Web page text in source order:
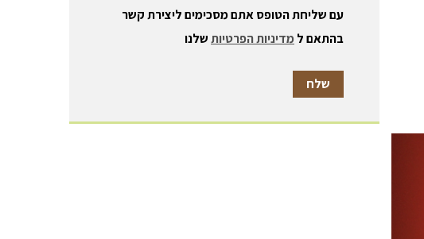
עם שליחת הטופס אתם מסכימים ליצירת קשר
בהתאם ל מדיניות הפרטיותשלנו